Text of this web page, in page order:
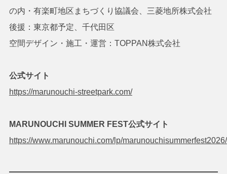
の内・有楽町地区まちづくり協議会、三菱地所株式会社
後援：東京都予定、千代田区
空間デザイン・施工・運営：TOPPAN株式会社
公式サイト
https://marunouchi-streetpark.com/
MARUNOUCHI SUMMER FEST公式サイト
https://www.marunouchi.com/lp/marunouchisummerfest2026/